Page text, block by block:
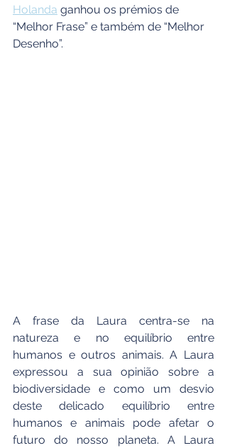
Holanda ganhou os prémios de
“Melhor Frase” e também de “Melhor
Desenho”.
A frase da Laura centra-se na
natureza e no equilíbrio entre
humanos e outros animais. A Laura
expressou a sua opinião sobre a
biodiversidade e como um desvio
deste delicado equilíbrio entre
humanos e animais pode afetar o
futuro do nosso planeta. A Laura